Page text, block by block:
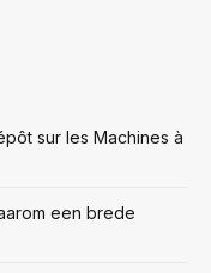
sur les Machines à
een brede